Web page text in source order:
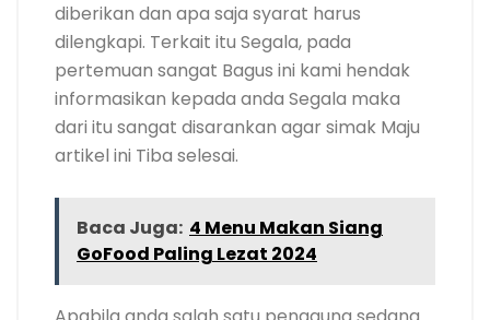
diberikan dan apa saja syarat harus
dilengkapi. Terkait itu Segala, pada
pertemuan sangat Bagus ini kami hendak
informasikan kepada anda Segala maka
dari itu sangat disarankan agar simak Maju
artikel ini Tiba selesai.
Baca Juga: 4 Menu Makan Siang
GoFood Paling Lezat 2024